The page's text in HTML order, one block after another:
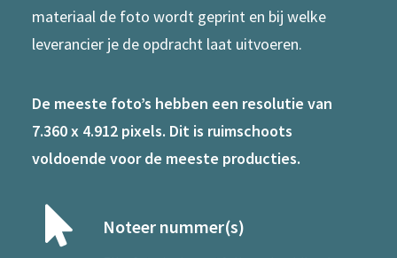
materiaal de foto wordt geprint en bij welke
leverancier je de opdracht laat uitvoeren.
De meeste foto’s hebben een resolutie van
7.360 x 4.912 pixels. Dit is ruimschoots
voldoende voor de meeste producties.
Noteer nummer(s)